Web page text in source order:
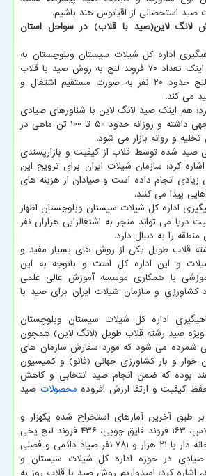
استحصالی از اقیانوس هند باشیم.
لانگ لاین(صید با قلاب) در سواحل استان
اداره کل شیلات سیستان وبلوچستان به
خبرنگار ایرنا گفت: هم اینک تعداد ۷۰ فروند لنج به روش صید با قلاب
فعالیت داشته و هر لنج حدود ۲۰ نفر به صورت مستقیم اشتغال و
هم اینک صید لانگ لاین با شناورهای صیادی
استان افزایش قابل توجهی داشته و روزانه حدود ۵۰ تا ۱۰۰ تن ماهی در
و روانه بازار می شود.
صید شده توسط قلاب از کیفیت و بازارپسندی
کرد: سازمان شیلات ایران برای ترویج این
انجام داده است و صیادان از هزینه های
پیدا می کنند.
اداره کل شیلات سیستان وبلوچستان اظهار
دریا می تواند منجر به اشتغالزایی هزاران نفر
را به دنبال دارد.
قلاب طویل یکی از روش های بسیار مفید و
و این اداره کل است و باتوجه به این
با همکاری موسسه آموزش عالی علمی
کشاورزی و سازمان شیلات ایران برای صید با
اداره کل شیلات سیستان وبلوچستان
ویژه صید رشته قلاب طویل (لانگ لاین) همچون
شمرده می شود که مورد سفارش سازمان های
خوار و بار کشاورزی جهانی (فائو) و کمیسیون
بوده که ضمن انجام صید انتخابی و کاهش
کیفیت و ارتقا ارزش افزوده محصولات صید
بر طبق آخرین آمارهای استخراج شده یکهزار و
۲۶۵ فروند قایق فایبرگلاس، ۱۶۳ فروند قایق چوبی، ۴۳۶ فروند لنج یخی
و ۵۲۴ فروند لنج سردخانه دار با ۲۱ هزار و ۷۸۱ نفر صیاد دائمی و فصلی
تعاونی صیادی در حوزه اداره کل شیلات سیستان و
اشاره کرد: امیدواریم روش صید با قلاب روز به